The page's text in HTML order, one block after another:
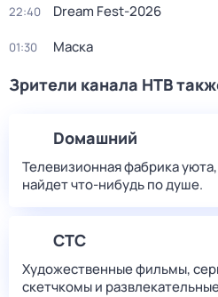
22:40 Dream Fest-2026
01:30 Маска
Зрители канала НТВ
Dомашний
Телевизионная фабрика
найдет что‑нибудь по душе.
СТС
Художественные фильмы,
скетчкомы и